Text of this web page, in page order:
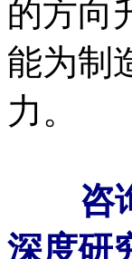
的方向
能为制
力。
咨
深度研